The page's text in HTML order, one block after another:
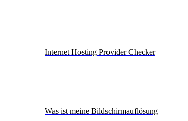
Internet Hosting Provider Checker
Was ist meine Bildschirmauflösung